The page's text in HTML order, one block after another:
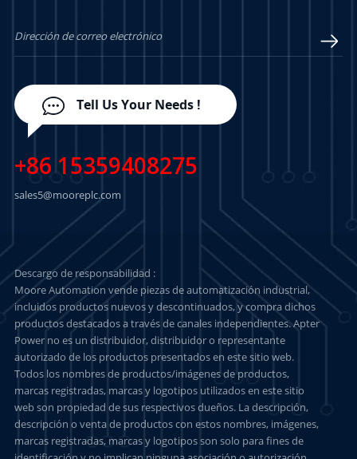
Tell Us Your Needs !
+86 15359408275
sales5@mooreplc.com
Descargo de responsabilidad :
Moore Automation vende piezas de automatización industrial,
incluidos productos nuevos y descontinuados, y compra dichos
productos destacados a través de canales independientes. Apter
Power no es un distribuidor, distribuidor o representante
autorizado de los productos presentados en este sitio web.
Todos los nombres de productos/imágenes de productos,
marcas registradas, marcas y logotipos utilizados en este sitio
web son propiedad de sus respectivos dueños. La descripción,
descripción o venta de productos con estos nombres, imágenes,
marcas registradas, marcas y logotipos son solo para fines de